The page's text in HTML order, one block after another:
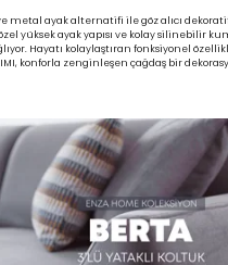
metal ayak alternatifi ile göz alıcı
yüksek ayak yapısı ve kolay silinebilir
Hayatı kolaylaştıran fonksiyonel
konforla zenginleşen çağdaş bir